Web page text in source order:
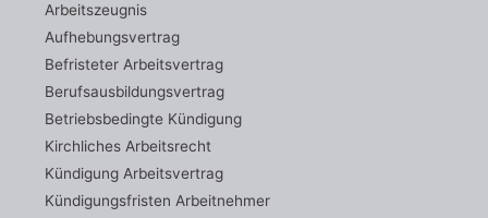
Arbeitszeugnis
Aufhebungsvertrag
Befristeter Arbeitsvertrag
Berufsausbildungsvertrag
Betriebsbedingte Kündigung
Kirchliches Arbeitsrecht
Kündigung Arbeitsvertrag
Kündigungsfristen Arbeitnehmer